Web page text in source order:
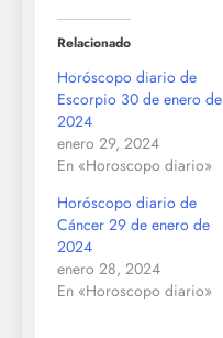
Relacionado
Horóscopo diario de
Escorpio 30 de enero de
2024
enero 29, 2024
En «Horoscopo diario»
Horóscopo diario de
Cáncer 29 de enero de
2024
enero 28, 2024
En «Horoscopo diario»